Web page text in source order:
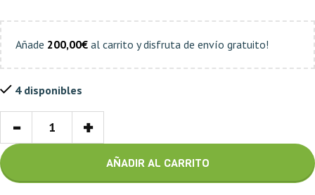
Añade 200,00€ al carrito y disfruta de envío gratuito!
4 disponibles
- +
AÑADIR AL CARRITO